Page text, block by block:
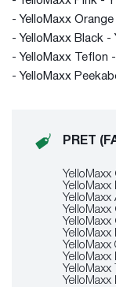
- YelloMaxx
- YelloMaxx Black -
- YelloMaxx Teflon
- YelloMaxx
PRET
YelloMaxx
YelloMaxx
YelloMaxx
YelloMaxx
YelloMaxx
YelloMaxx
YelloMaxx
YelloMaxx
YelloMaxx
YelloMaxx